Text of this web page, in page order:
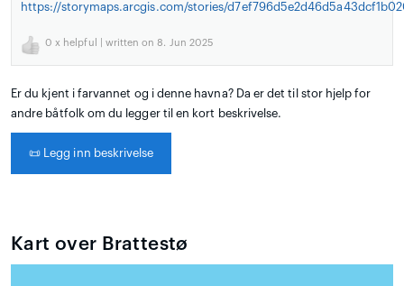
https://storymaps.arcgis.com/stories/
0 x helpful | written on 8. Jun 2025
Er du kjent i farvannet og i denne havna? Da er det til stor hjelp for
andre båtfolk om du legger til en kort beskrivelse.
📜 Legg inn beskrivelse
Kart over Brattestø